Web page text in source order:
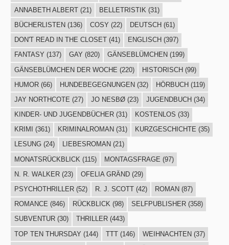
ANNABETH ALBERT(21) BELLETRISTIK (31)
BÜCHERLISTEN (136) COSY (22) DEUTSCH (61)
DON'T READ IN THE CLOSET(41) ENGLISCH (397)
FANTASY (137) GAY (820) GÄNSEBLÜMCHEN (199)
GÄNSEBLÜMCHEN DER WOCHE (220) HISTORISCH(99)
HUMOR(66) HUNDEBEGEGNUNGEN(32) HÖRBUCH(119)
JAY NORTHCOTE (27) JO NESBØ(23) JUGENDBUCH (34)
KINDER- UND JUGENDBÜCHER(31) KOSTENLOS (33)
KRIMI
(361) KRIMINALROMAN (31) KURZGESCHICHTE (35)
LESUNG(24) LIEBESROMAN (21)
MONATSRÜCKBLICK (115) MONTAGSFRAGE (97)
N. R. WALKER(23) OFELIA GRÄND(29)
PSYCHOTHRILLER(52) R. J. SCOTT(42) ROMAN (87)
ROMANCE (846) RÜCKBLICK(98) SELFPUBLISHER(358)
SUBVENTUR(30) THRILLER(443)
TOP TEN THURSDAY (144) TTT(146) WEIHNACHTEN(37)